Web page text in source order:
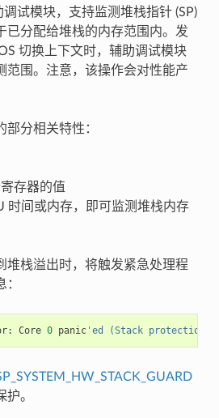
调试模块，支持监测堆栈指针 (SP)
已分配给堆栈的内存范围内。发
切换上下文时，辅助调试模块
范围。注意，该操作会对性能产
分相关特性：
存器的值
时间或内存，即可监测堆栈内存
堆栈溢出时，将触发紧急处理程
: Core 0 panic'ed (Stack protection
。